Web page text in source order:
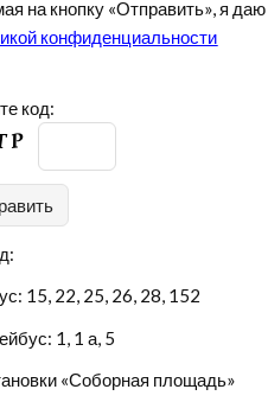
на кнопку «Отправить», я
конфиденциальности
код:
15, 22, 25, 26, 28, 152
1, 1 а, 5
«Соборная площадь»